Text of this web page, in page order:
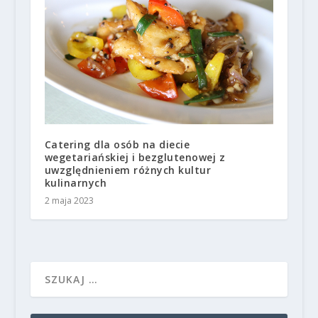
Catering dla osób na diecie
wegetariańskiej i bezglutenowej z
uwzględnieniem różnych kultur
kulinarnych
2 maja 2023